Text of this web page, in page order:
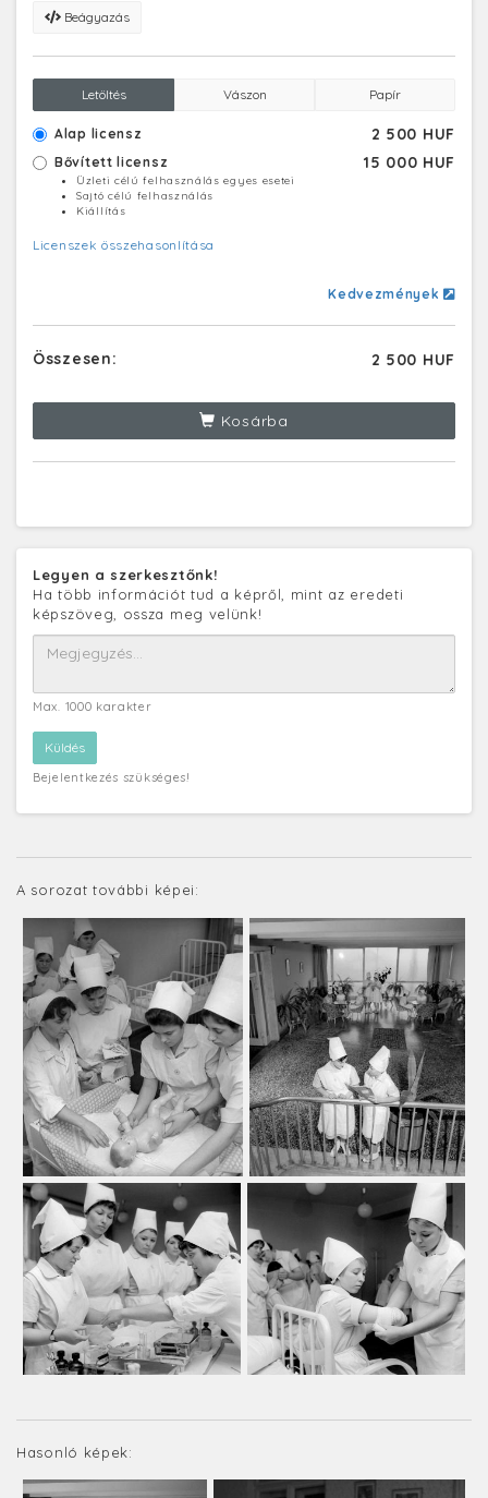
Beágyazás
Letöltés Vászon Papír
Alap licensz 2 500 HUF
Bővített licensz 15 000 HUF
Üzleti célú felhasználás egyes esetei
Sajtó célú felhasználás
Kiállítás
Licenszek összehasonlítása
Kedvezmények
Összesen: 2 500 HUF
Kosárba
Legyen a szerkesztőnk!
Ha több információt tud a képről, mint az eredeti
képszöveg, ossza meg velünk!
Max. 1000 karakter
Bejelentkezés szükséges!
A sorozat további képei:
Hasonló képek: